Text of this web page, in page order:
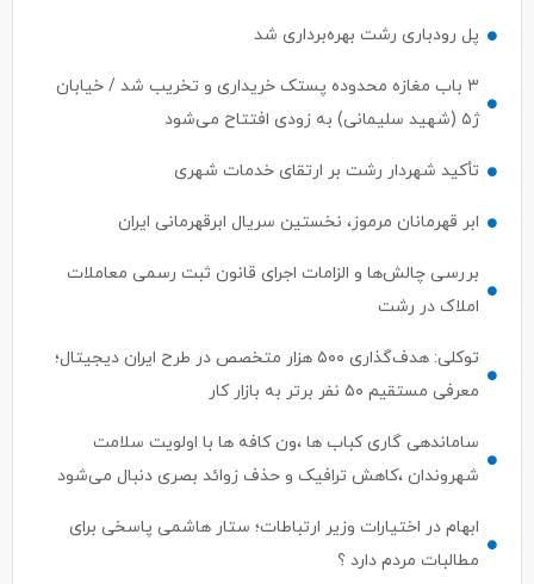
پل رودباری رشت بهره‌برداری شد
۳ باب مغازه محدوده پستک خریداری و تخریب شد / خیابان
ژ۵ (شهید سلیمانی) به زودی افتتاح می‌شود
تأکید شهردار رشت بر ارتقای خدمات شهری
ابر قهرمانان مرموز، نخستین سریال ابرقهرمانی ایران
بررسی چالش‌ها و الزامات اجرای قانون ثبت رسمی معاملات
املاک در رشت
توکلی: هدف‌گذاری ۵۰۰ هزار متخصص در طرح ایران دیجیتال؛
معرفی مستقیم ۵۰ نفر برتر به بازار کار
ساماندهی گاری کباب ها ،ون کافه ها با اولویت سلامت
شهروندان ،کاهش ترافیک و حذف زوائد بصری دنبال می‌شود
ابهام در اختیارات وزیر ارتباطات؛ ستار هاشمی پاسخی برای
مطالبات مردم دارد ؟